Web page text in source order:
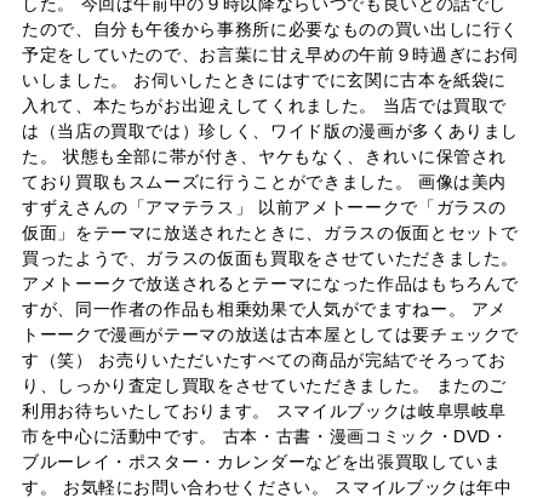
たので、自分も午後から事務所に必要なものの買い出しに行く
予定をしていたので、お言葉に甘え早めの午前９時過ぎにお伺
いしました。 お伺いしたときにはすでに玄関に古本を紙袋に
入れて、本たちがお出迎えしてくれました。 当店では買取で
は（当店の買取では）珍しく、ワイド版の漫画が多くありまし
た。 状態も全部に帯が付き、ヤケもなく、きれいに保管され
ており買取もスムーズに行うことができました。 画像は美内
すずえさんの「アマテラス」 以前アメトーークで「ガラスの
仮面」をテーマに放送されたときに、ガラスの仮面とセットで
買ったようで、ガラスの仮面も買取をさせていただきました。
アメトーークで放送されるとテーマになった作品はもちろんで
すが、同一作者の作品も相乗効果で人気がでますねー。 アメ
トーークで漫画がテーマの放送は古本屋としては要チェックで
す（笑） お売りいただいたすべての商品が完結でそろってお
り、しっかり査定し買取をさせていただきました。 またのご
利用お待ちいたしております。 スマイルブックは岐阜県岐阜
市を中心に活動中です。 古本・古書・漫画コミック・DVD・
ブルーレイ・ポスター・カレンダーなどを出張買取していま
す。 お気軽にお問い合わせください。 スマイルブックは年中